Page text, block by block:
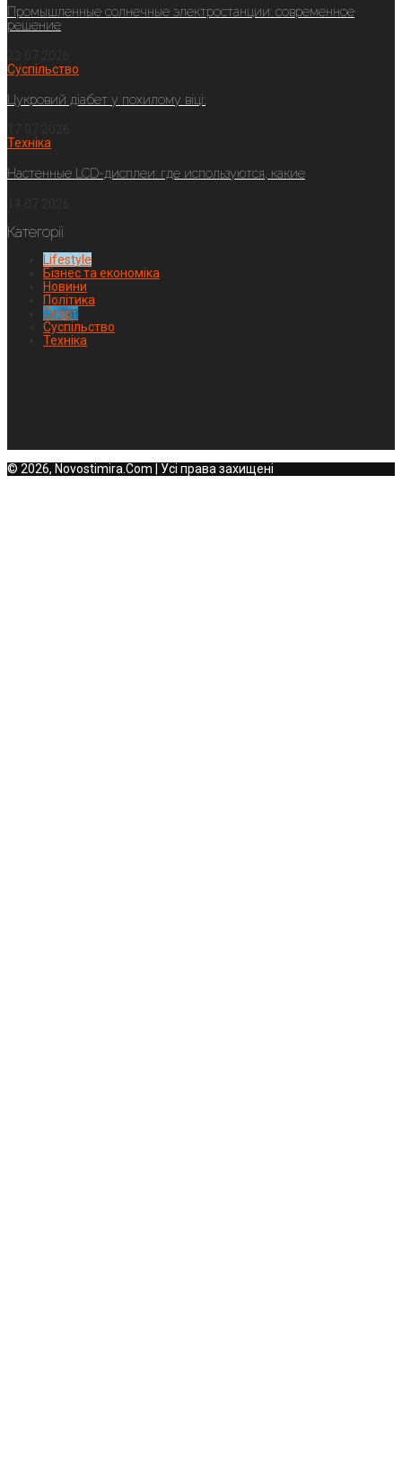
Промышленные солнечные электростанции: современное
решение
Суспільство
Цукровий діабет у похилому віці:
Техніка
Настенные LCD-дисплеи: где используются, какие
Категорії
Lifestyle
Бізнес та економіка
Новини
Політика
Спорт
Суспільство
Техніка
© 2026, Novostimira.Com | Усі права захищені